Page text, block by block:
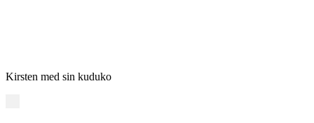
Kirsten med sin kuduko